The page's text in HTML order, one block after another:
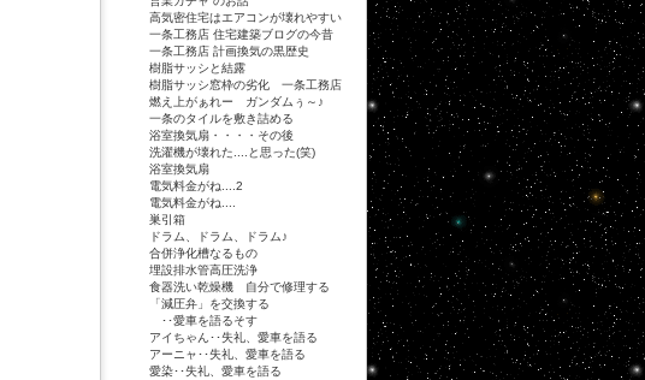
高気密住宅はエアコンが壊れやすい
一条工務店 住宅建築ブログの今昔
一条工務店 計画換気の黒歴史
樹脂サッシと結露
樹脂サッシ窓枠の劣化 一条工務店
燃え上がぁれー ガンダムぅ～♪
一条のタイルを敷き詰める
浴室換気扇・・・・その後
洗濯機が壊れた....と思った(笑)
浴室換気扇
電気料金がね....2
電気料金がね....
巣引箱
ドラム、ドラム、ドラム♪
合併浄化槽なるもの
埋設排水管高圧洗浄
食器洗い乾燥機 自分で修理する
「減圧弁」を交換する
･･愛車を語るそす
アイちゃん･･失礼、愛車を語る
アーニャ･･失礼、愛車を語る
愛染･･失礼、愛車を語る